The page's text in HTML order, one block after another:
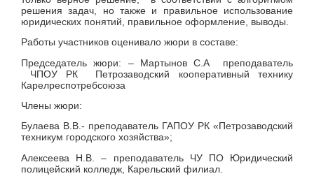
решения задач, но также и правильное использование
юридических понятий, правильное оформление, выводы.
Работы участников оценивало жюри в составе:
Председатель жюри: – Мартынов С.А преподаватель
ЧПОУ РК Петрозаводский кооперативный технику
Карелреспотребсоюза
Члены жюри:
Булаева В.В.- преподаватель ГАПОУ РК «Петрозаводский
техникум городского хозяйства»;
Алексеева Н.В. – преподаватель ЧУ ПО Юридический
полицейский колледж, Карельский филиал.